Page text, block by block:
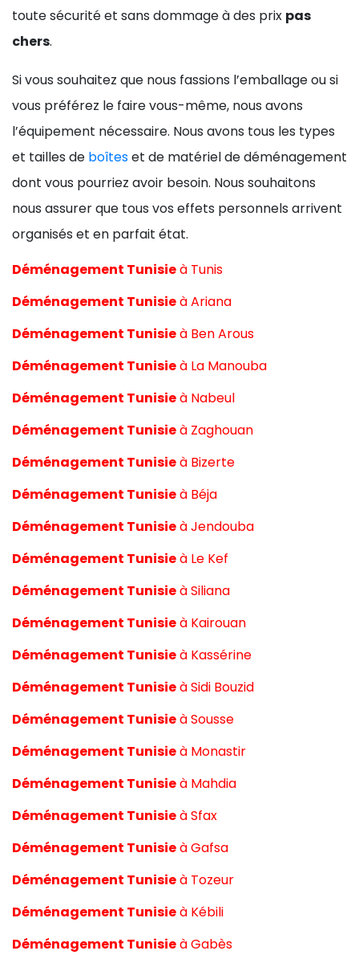
toute sécurité et sans dommage à des prix pas
chers.
Si vous souhaitez que nous fassions l’emballage ou si
vous préférez le faire vous-même, nous avons
l’équipement nécessaire. Nous avons tous les types
et tailles de boîteset de matériel de déménagement
dont vous pourriez avoir besoin. Nous souhaitons
nous assurer que tous vos effets personnels arrivent
organisés et en parfait état.
Déménagement Tunisieà Tunis
Déménagement TunisieàAriana
Déménagement Tunisieà Ben Arous
Déménagement Tunisieà La Manouba
Déménagement Tunisieà Nabeul
Déménagement Tunisieà Zaghouan
Déménagement Tunisieà Bizerte
Déménagement Tunisieà Béja
Déménagement TunisieàJendouba
Déménagement Tunisieà Le Kef
Déménagement TunisieàSiliana
Déménagement Tunisieà Kairouan
Déménagement Tunisieà Kassérine
Déménagement TunisieàSidi Bouzid
Déménagement TunisieàSousse
Déménagement Tunisieà Monastir
Déménagement Tunisieà Mahdia
Déménagement TunisieàSfax
Déménagement TunisieàGafsa
Déménagement Tunisieà Tozeur
Déménagement Tunisieà Kébili
Déménagement TunisieàGabès